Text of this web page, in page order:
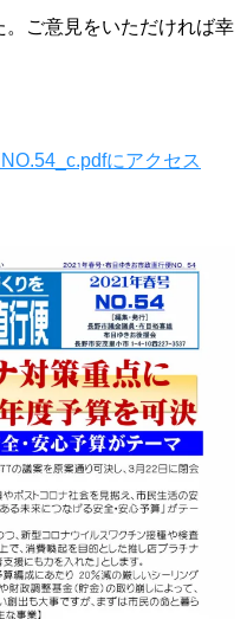
ご意見をいただければ幸
にアクセス